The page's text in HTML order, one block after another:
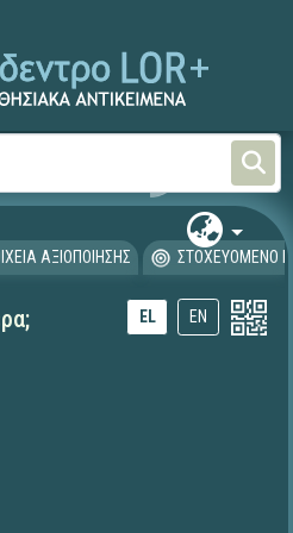
Ξένες Γλώσσες -
ΑΞΙΟΠΟΙΗΣΗΣ ΣΤΟΧΕΥΟΜΕΝΟ
EL EN